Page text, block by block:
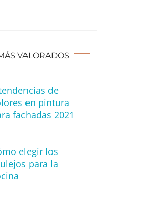
VALORADOS
de
en pintura
fachadas 2021
elegir los
para la